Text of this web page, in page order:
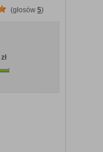
(głosów 5)